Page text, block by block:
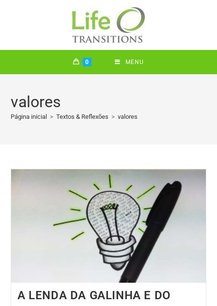
0 MENU
valores
Página inicial > Textos & Reflexões > valores
A LENDA DA GALINHA E DO